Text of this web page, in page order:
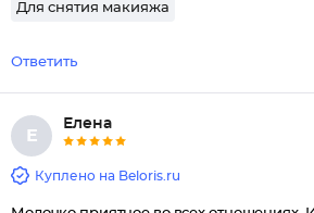
Для снятия макияжа
Ответить
Е
Елена
Куплено на Beloris.ru